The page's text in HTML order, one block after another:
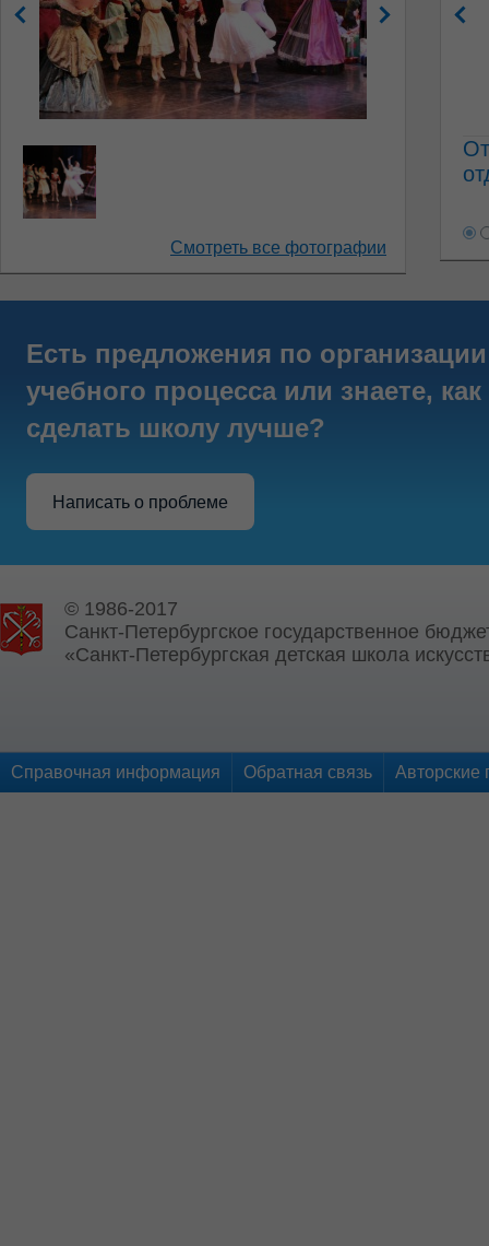
Смотреть все фотографии
Есть предложения по организации
учебного процесса или знаете, как
сделать школу лучше?
Написать о проблеме
© 1986-2017
Санкт-Петербургское государственное
«Санкт-Петербургская детская школа
Справочная информация Обратная связь Авторские